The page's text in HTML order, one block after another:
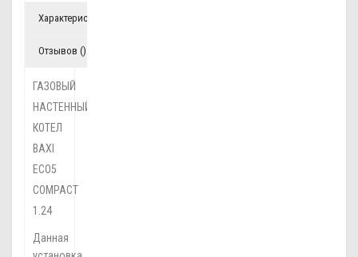
Характеристики
Отзывов ()
ГАЗОВЫЙ
НАСТЕННЫЙ
КОТЕЛ
BAXI
ECO5
COMPACT
1.24
Данная